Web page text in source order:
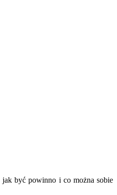
być powinno i co można sobie